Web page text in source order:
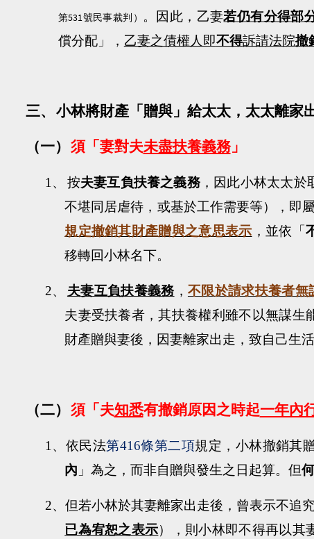
第531號民事裁判 ） 。因此，乙妻若仍有分得部
償分配」， 乙妻之債權人即不得訴請法院撤
三、 小林將財產「贈與」給太太，太太離家
（一） 須「妻對夫未盡扶養義務」
1、 按夫妻互負扶養之義務，因此小林太太於
不堪同居虐待，或基於工作需要等），即
規定撤銷其財產贈與之意思表示 ，並依「
移轉回小林名下。
2、 夫妻互負扶養義務 ， 不限於請求扶養者無
夫妻受扶養者，其扶養權利雖不以無謀
財產贈與妻後，因妻離家出走，致自己生
（二） 須「夫知悉有撤銷原因之時起一年內
1 、依民法第416條第二項規定，小林撤銷其
內 」為之，而非自贈與發生之日起算。但
2、但若小林於其妻離家出走後，曾表示不追
已為宥恕之表示），則小林即不得再以其